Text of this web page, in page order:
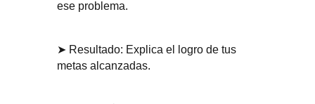
ese problema.
➤ Resultado: Explica el logro de tus
metas alcanzadas.